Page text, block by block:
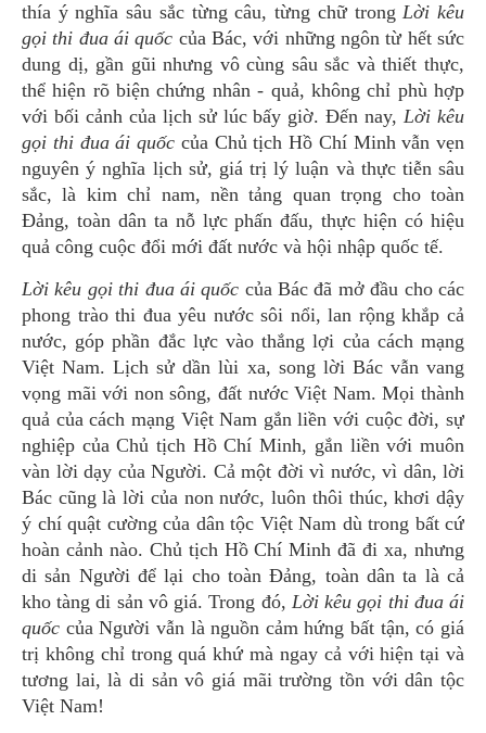
thía ý nghĩa sâu sắc từng câu, từng chữ trongLời kêu
gọi thi đua ái quốc của Bác, với những ngôn từ hết sức
dung dị, gần gũi nhưng vô cùng sâu sắc và thiết thực,
thể hiện rõ biện chứng nhân - quả, không chỉ phù hợp
với bối cảnh của lịch sử lúc bấy giờ. Đến nay,Lời kêu
gọi thi đua ái quốc của Chủ tịch Hồ Chí Minh vẫn vẹn
nguyên ý nghĩa lịch sử, giá trị lý luận và thực tiễn sâu
sắc, là kim chỉ nam, nền tảng quan trọng cho toàn
Đảng, toàn dân ta nỗ lực phấn đấu, thực hiện có hiệu
quả công cuộc đổi mới đất nước và hội nhập quốc tế.
Lời kêu gọi thi đua ái quốc của Bác đã mở đầu cho các
phong trào thi đua yêu nước sôi nổi, lan rộng khắp cả
nước, góp phần đắc lực vào thắng lợi của cách mạng
Việt Nam. Lịch sử dần lùi xa, song lời Bác vẫn vang
vọng mãi với non sông, đất nước Việt Nam. Mọi thành
quả của cách mạng Việt Nam gắn liền với cuộc đời, sự
nghiệp của Chủ tịch Hồ Chí Minh, gắn liền với muôn
vàn lời dạy của Người. Cả một đời vì nước, vì dân, lời
Bác cũng là lời của non nước, luôn thôi thúc, khơi dậy
ý chí quật cường của dân tộc Việt Nam dù trong bất cứ
hoàn cảnh nào. Chủ tịch Hồ Chí Minh đã đi xa, nhưng
di sản Người để lại cho toàn Đảng, toàn dân ta là cả
kho tàng di sản vô giá. Trong đó, Lời kêu gọi thi đua ái
quốc của Người vẫn là nguồn cảm hứng bất tận, có giá
trị không chỉ trong quá khứ mà ngay cả với hiện tại và
tương lai, là di sản vô giá mãi trường tồn với dân tộc
Việt Nam!